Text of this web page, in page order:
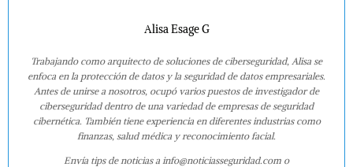
Alisa Esage G
Trabajando como arquitecto de soluciones de ciberseguridad, Alisa se
enfoca en la protección de datos y la seguridad de datos empresariales.
Antes de unirse a nosotros, ocupó varios puestos de investigador de
ciberseguridad dentro de una variedad de empresas de seguridad
cibernética. También tiene experiencia en diferentes industrias como
finanzas, salud médica y reconocimiento facial.
Envía tips de noticias a info@noticiasseguridad.com o